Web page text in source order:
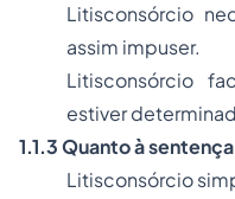
Litisconsórcio
assim impuser.
Litisconsórcio
estiver
1.1.3 Quanto à
Litisconsórcio